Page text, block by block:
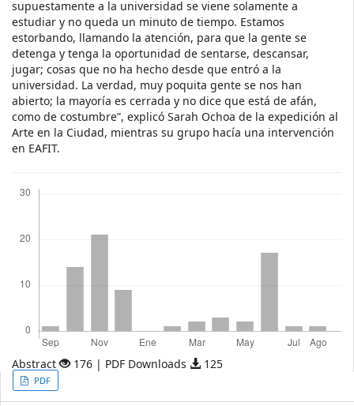
supuestamente a la universidad se viene solamente a
estudiar y no queda un minuto de tiempo. Estamos
estorbando, llamando la atención, para que la gente se
detenga y tenga la oportunidad de sentarse, descansar,
jugar; cosas que no ha hecho desde que entró a la
universidad. La verdad, muy poquita gente se nos han
abierto; la mayoría es cerrada y no dice que está de afán,
como de costumbre”, explicó Sarah Ochoa de la expedición al
Arte en la Ciudad, mientras su grupo hacía una intervención
en EAFIT.
Abstract 176 | PDF Downloads 125
Article
PDF